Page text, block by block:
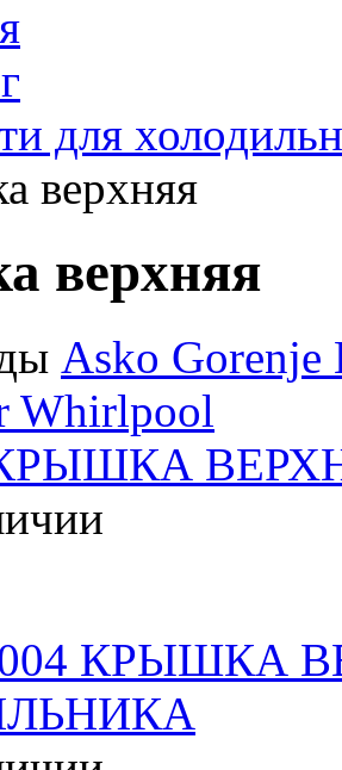
для
верхняя
верхняя
Asko Gorenje
Whirlpool
КРЫШКА